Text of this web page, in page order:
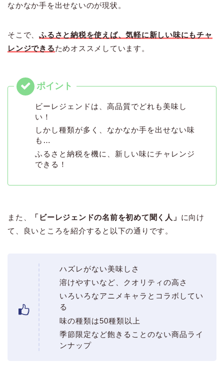
なかなか手を出せないのが現状。
そこで、ふるさと納税を使えば、気軽に新しい味にもチャ
レンジできるためオススメしています。
ビーレジェンドは、高品質でどれも美味し
い！
しかし種類が多く、なかなか手を出せない味
も…
ふるさと納税を機に、新しい味にチャレンジ
できる！
また、 「ビーレジェンドの名前を初めて聞く人」 に向け
て、良いところを紹介すると以下の通りです。
ハズレがない美味しさ
溶けやすいなど、クオリティの高さ
いろいろなアニメキャラとコラボしてい
る
味の種類は50種類以上
季節限定など飽きることのない商品ライ
ンナップ